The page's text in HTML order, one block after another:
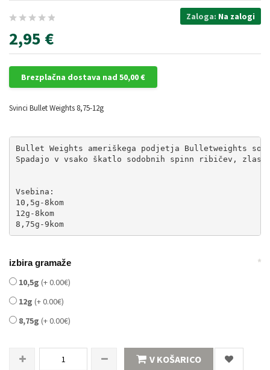
Zaloga: Na zalogi
2,95 €
Brezplačna dostava nad 50,00 €
Svinci Bullet Weights 8,75-12g
Bullet Weights ameriškega podjetja Bulletweights
Spadajo v vsako škatlo sodobnih spinn ribičev,
Vsebina:
10,5g-8kom
12g-8kom
8,75g-9kom
*
izbira gramaže
10,5g (+ 0.00€)
12g (+ 0.00€)
8,75g (+ 0.00€)
V KOŠARICO